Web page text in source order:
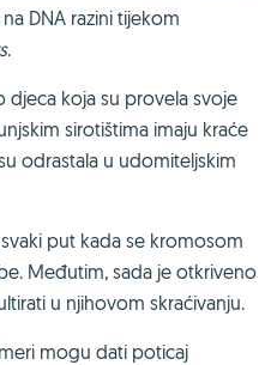
DNA razini tijekom
.
djeca koja su provela svoje
sirotištima imaju kraće
odrastala u udomiteljskim
put kada se kromosom
Međutim, sada je otkriveno
u njihovom skraćivanju.
mogu dati poticaj